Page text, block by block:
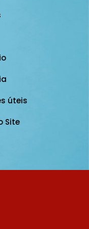
úteis
Site